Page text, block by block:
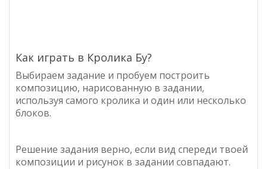
Как играть в Кролика Бу?
Выбираем задание и пробуем построить
композицию, нарисованную в задании,
используя самого кролика и один или несколько
блоков.
Решение задания верно, если вид спереди твоей
композиции и рисунок в задании совпадают.